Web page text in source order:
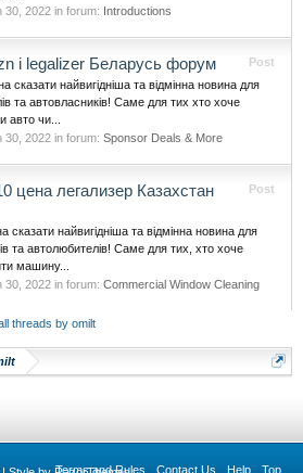
30, 2022 in forum: Introductions
Post
i legalizer Беларусь форум
сказати найвигідніша та відмінна новина для
та автовласників! Саме для тих хто хоче
авто чи...
30, 2022 in forum: Sponsor Deals & More
Post
цена легализер Казахстан
найвигідніша та відмінна новина для
та автолюбителів! Саме для тих, хто хоче
машину...
30, 2022 in forum: Commercial Window Cleaning
threads by omilt
Terms and Rules Contact Us Help Top